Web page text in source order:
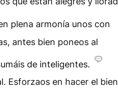
plena armonía unos con
antes bien poneos al
de inteligentes.
Esforzaos en hacer el bien